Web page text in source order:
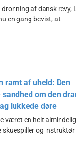
dronning af dansk revy,
en gang bevist, at
ramt af uheld: Den
sandhed om den
lukkede døre
været en helt
skuespiller og instruktør